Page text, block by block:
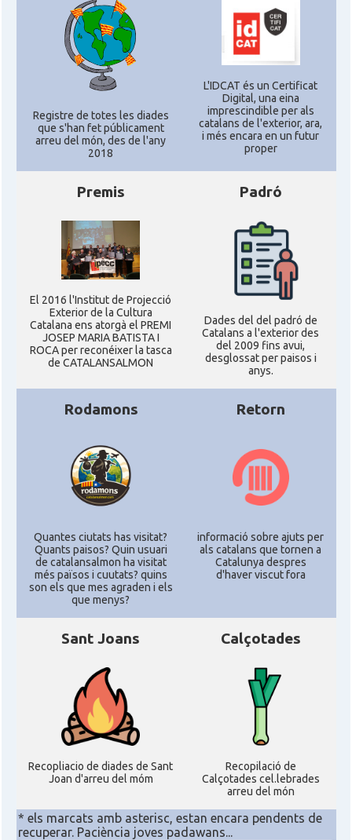
Registre de totes les diades
que s'han fet públicament
arreu del món, des de l'any
2018
L'IDCAT és un Certificat
Digital, una eina
imprescindible per als
catalans de l'exterior, ara,
i més encara en un futur
proper
Premis
El 2016 l'Institut de Projecció
Exterior de la Cultura
Catalana ens atorgà el PREMI
JOSEP MARIA BATISTA I
ROCA per reconéixer la tasca
de CATALANSALMON
Padró
Dades del del padró de
Catalans a l'exterior des
del 2009 fins avui,
desglossat per paisos i
anys.
Rodamons
Quantes ciutats has visitat?
Quants paisos? Quin usuari
de catalansalmon ha visitat
més països i cuutats? quins
son els que mes agraden i els
que menys?
Retorn
informació sobre ajuts per
als catalans que tornen a
Catalunya despres
d'haver viscut fora
Sant Joans
Recopliacio de diades de Sant
Joan d'arreu del móm
Calçotades
Recopilació de
Calçotades cel.lebrades
arreu del món
* els marcats amb asterisc, estan encara pendents de
recuperar. Paciència joves padawans...